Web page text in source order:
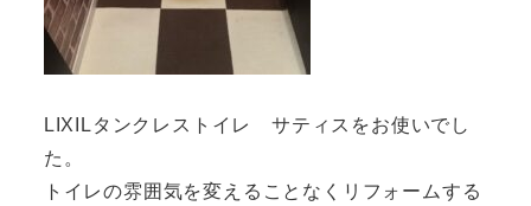
LIXILタンクレストイレ サティスをお使いでし
た。
トイレの雰囲気を変えることなくリフォームする